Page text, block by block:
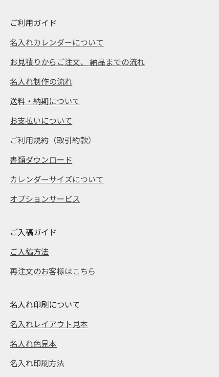
ご利用ガイド
名入れカレンダーについて
お見積りからご注文、 納品までの流れ
名入れ制作の流れ
送料・納期について
お支払いについて
ご利用規約（取引約款）
書類ダウンロード
カレンダーサイズについて
オプションサービス
ご入稿ガイド
ご入稿方法
再注文のお客様はこちら
名入れ印刷について
名入れレイアウト見本
名入れ色見本
名入れ印刷方法